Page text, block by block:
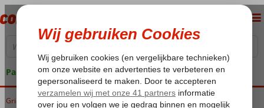
Pakketgarantie
Home
Griekenland Corfu